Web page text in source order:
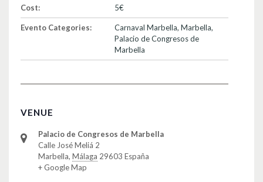
Cost: 5€
Evento Categories: Carnaval Marbella, Marbella,
Palacio de Congresos de
Marbella
VENUE
Palacio de Congresos de Marbella
Calle José Meliá 2
Marbella, Málaga 29603 España
+ Google Map